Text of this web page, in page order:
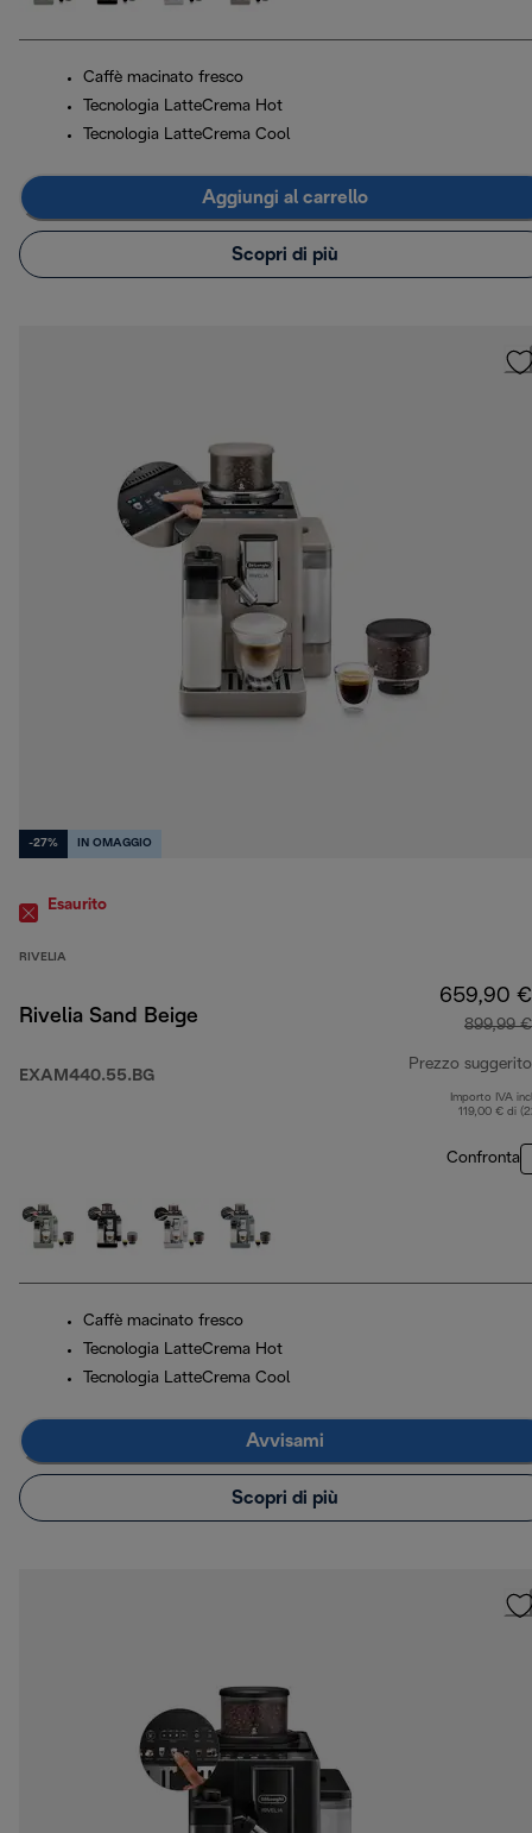
Caffè macinato fresco
Tecnologia LatteCrema Hot
Tecnologia LatteCrema Cool
Aggiungi al carrello
Scopri di più
-27% IN OMAGGIO
Esaurito
RIVELIA
Rivelia Sand Beige
EXAM440.55.BG
659,90 €
899,99 €
Prezzo suggerito
Importo IVA
119,00 € di
Confronta
Caffè macinato fresco
Tecnologia LatteCrema Hot
Tecnologia LatteCrema Cool
Avvisami
Scopri di più